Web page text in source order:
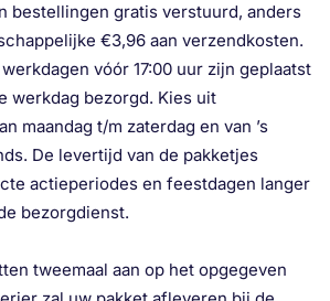
bestellingen gratis verstuurd, anders
€3,96 aan verzendkosten.
vóór 17:00 uur zijn geplaatst
werkdag bezorgd. Kies uit
maandag t/m zaterdag en van ’s
De levertijd van de pakketjes
actieperiodes en feestdagen langer
bezorgdienst.
tweemaal aan op het opgegeven